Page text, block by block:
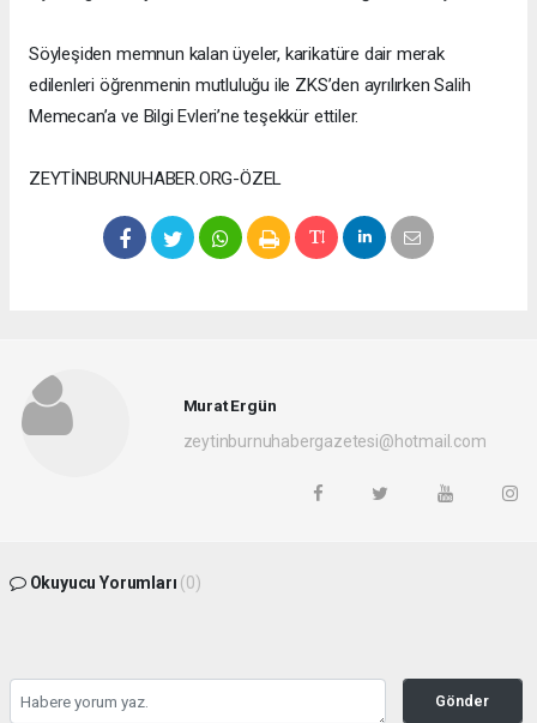
Söyleşiden memnun kalan üyeler, karikatüre dair merak
edilenleri öğrenmenin mutluluğu ile ZKS’den ayrılırken Salih
Memecan’a ve Bilgi Evleri’ne teşekkür ettiler.
ZEYTİNBURNUHABER.ORG-ÖZEL
Murat Ergün
zeytinburnuhabergazetesi@hotmail.com
Okuyucu Yorumları (0)
Gönder